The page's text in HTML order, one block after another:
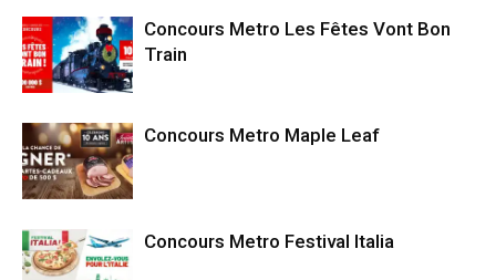
Concours Metro Les Fêtes Vont Bon
Train
Concours Metro Maple Leaf
Concours Metro Festival Italia